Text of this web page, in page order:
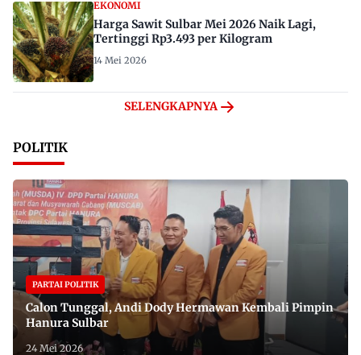
EKONOMI
Harga Sawit Sulbar Mei 2026 Naik Lagi,
Tertinggi Rp3.493 per Kilogram
14 Mei 2026
SELENGKAPNYA
POLITIK
PARTAI POLITIK
Calon Tunggal, Andi Dody Hermawan Kembali Pimpin
Hanura Sulbar
24 Mei 2026